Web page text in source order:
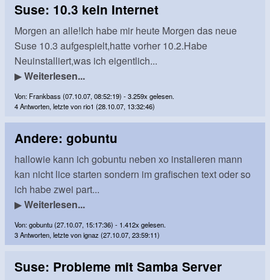
Suse: 10.3 kein Internet
Morgen an alle!Ich habe mir heute Morgen das neue
Suse 10.3 aufgespielt,hatte vorher 10.2.Habe
Neuinstalliert,was ich eigentlich...
▶Weiterlesen...
Von: Frankbass (07.10.07, 08:52:19) - 3.259x gelesen.
4 Antworten, letzte von rio1 (28.10.07, 13:32:46)
Andere: gobuntu
hallowie kann ich gobuntu neben xo instalieren mann
kan nicht lice starten sondern im grafischen text oder so
ich habe zwei part...
▶Weiterlesen...
Von: gobuntu (27.10.07, 15:17:36) - 1.412x gelesen.
3 Antworten, letzte von ignaz (27.10.07, 23:59:11)
Suse: Probleme mit Samba Server